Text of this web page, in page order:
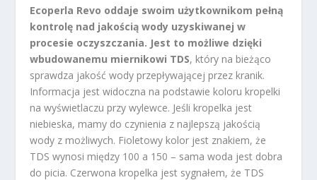
Ecoperla Revo oddaje swoim użytkownikom pełną
kontrolę nad jakością wody uzyskiwanej w
procesie oczyszczania. Jest to możliwe dzięki
wbudowanemu miernikowi TDS, który na bieżąco
sprawdza jakość wody przepływającej przez kranik.
Informacja jest widoczna na podstawie koloru kropelki
na wyświetlaczu przy wylewce. Jeśli kropelka jest
niebieska, mamy do czynienia z najlepszą jakością
wody z możliwych. Fioletowy kolor jest znakiem, że
TDS wynosi między 100 a 150 – sama woda jest dobra
do picia. Czerwona kropelka jest sygnałem, że TDS